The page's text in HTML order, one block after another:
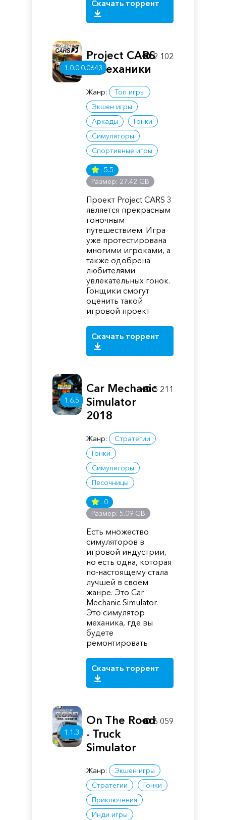
Скачать торрент
1.0.0.0.0643
Project CARS
3 Механики
Жанр:
Топ игры
Экшен игры
Аркады
Гонки
Симуляторы
Спортивные игры
5.5
Размер: 27.42 GB
Проект Project CARS 3
является прекрасным
гоночным
путешествием. Игра
уже протестирована
многими игроками, а
также одобрена
любителями
увлекательных гонок.
Гонщики смогут
оценить такой
игровой проект
Скачать торрент
2 102
1.6.5
Car Mechanic
Simulator
2018
Жанр:
Стратегии
Гонки
Симуляторы
Песочницы
0
Размер: 5.09 GB
Есть множество
симуляторов в
игровой индустрии,
но есть одна, которая
по-настоящему стала
лучшей в своем
жанре. Это Car
Mechanic Simulator.
Это симулятор
механика, где вы
будете
ремонтировать
Скачать торрент
5 211
1.1.3
On The Road
- Truck
Simulator
Жанр:
Экшен игры
Стратегии
Гонки
Приключения
Инди игры
6 059